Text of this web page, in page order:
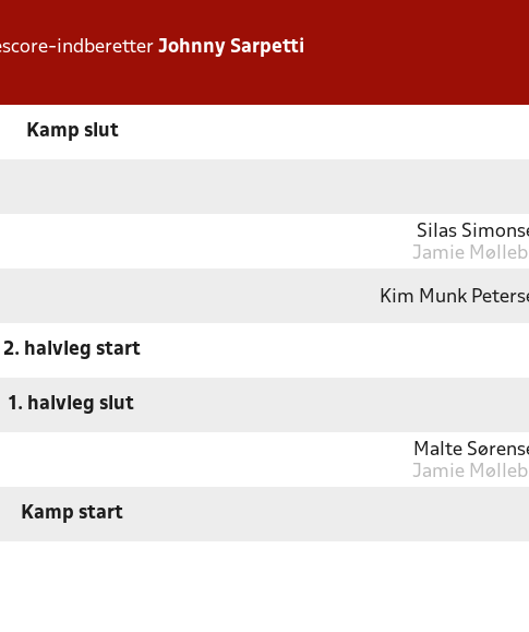
indberetter Johnny Sarpetti
Kamp slut
Silas
Jamie
Kim Munk
2. halvleg start
1. halvleg slut
Malte
Jamie
Kamp start